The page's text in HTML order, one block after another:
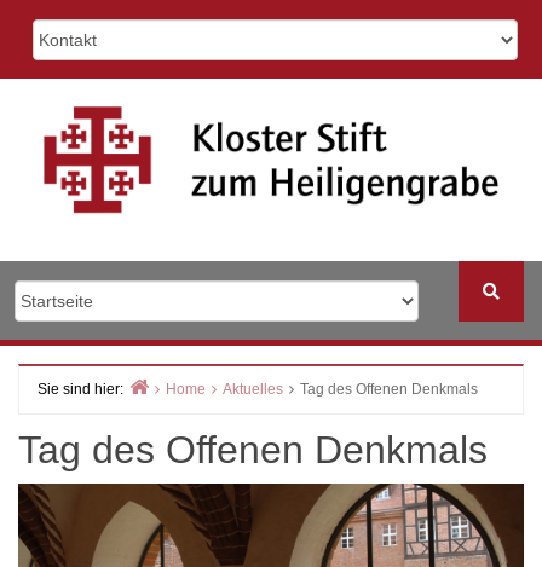
Sie sind hier: Home Aktuelles Tag des Offenen Denkmals
Tag des Offenen Denkmals